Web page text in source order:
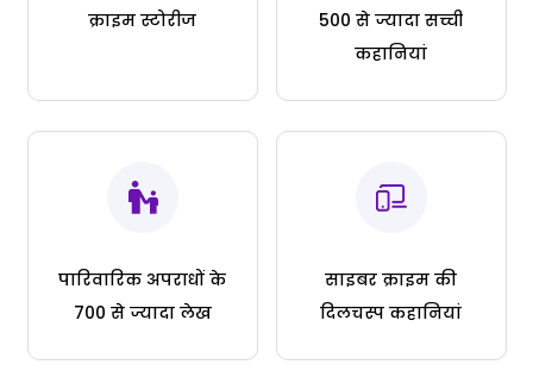
क्राइम स्टोरीज
500 से ज्यादा सच्ची
कहानियां
पारिवारिक अपराधों के
700 से ज्यादा लेख
साइबर क्राइम की
दिलचस्प कहानियां